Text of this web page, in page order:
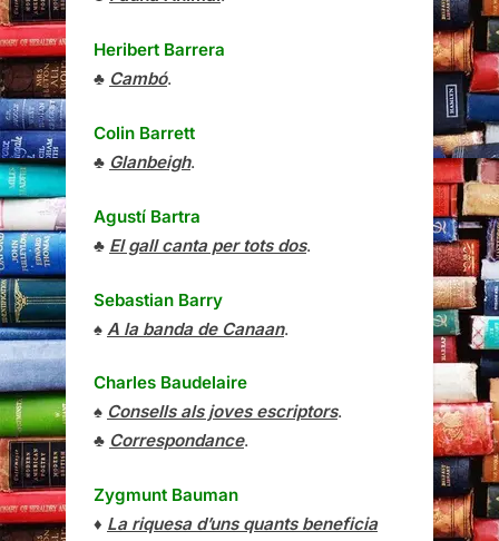
Heribert Barrera
♣ Cambó.
Colin Barrett
♣ Glanbeigh.
Agustí Bartra
♣ El gall canta per tots dos.
Sebastian Barry
♠ A la banda de Canaan.
Charles Baudelaire
♠ Consells als joves escriptors.
♣ Correspondance.
Zygmunt Bauman
♦ La riquesa d’uns quants beneficia